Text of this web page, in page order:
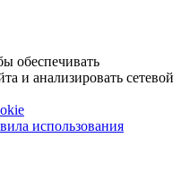
обеспечивать
и анализировать сетевой
использования